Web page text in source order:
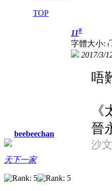
TOP
beebeechan
天下一家
11#
字體大小: t
2017/3/
唔
晉
沙